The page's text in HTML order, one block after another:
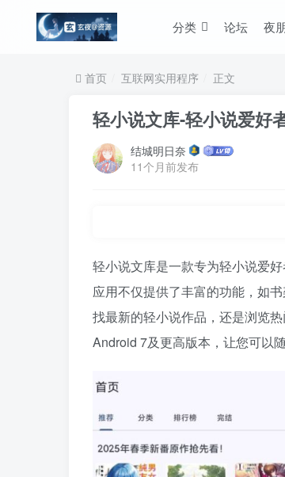
分类 论坛 夜
首页 互联网实用程序 正文
轻小说文库-轻小说爱好
结城明日奈
11个月前发布
轻小说文库是一款专为轻小说爱
应用不仅提供了丰富的功能，如
找最新的轻小说作品，还是浏览
Android 7及更高版本，让您可以